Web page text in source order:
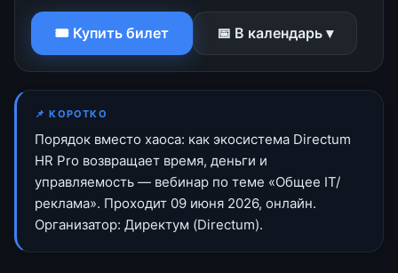
🎟 Купить билет 📅 В календарь ▾
📌 КОРОТКО
Порядок вместо хаоса: как экосистема Directum
HR Pro возвращает время, деньги и
управляемость — вебинар по теме «Общее IT/
реклама». Проходит 09 июня 2026, онлайн.
Организатор: Директум (Directum).